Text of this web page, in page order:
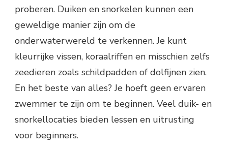
proberen. Duiken en snorkelen kunnen een
geweldige manier zijn om de
onderwaterwereld te verkennen. Je kunt
kleurrijke vissen, koraalriffen en misschien zelfs
zeedieren zoals schildpadden of dolfijnen zien.
En het beste van alles? Je hoeft geen ervaren
zwemmer te zijn om te beginnen. Veel duik- en
snorkellocaties bieden lessen en uitrusting
voor beginners.